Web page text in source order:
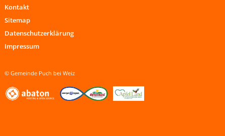
Kontakt
Sitemap
Datenschutzerklärung
Impressum
© Gemeinde Puch bei Weiz